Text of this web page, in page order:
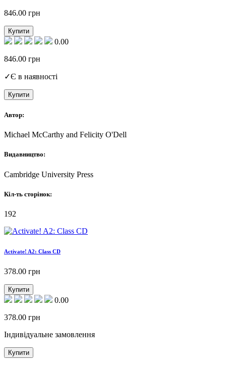
846.00 грн
Купити
0.00
846.00 грн
✓Є в наявності
Купити
Автор:
Michael McCarthy and Felicity O'Dell
Видавництво:
Cambridge University Press
Кіл-ть сторінок:
192
Activate! A2: Class CD
378.00 грн
Купити
0.00
378.00 грн
Індивідуальне замовлення
Купити